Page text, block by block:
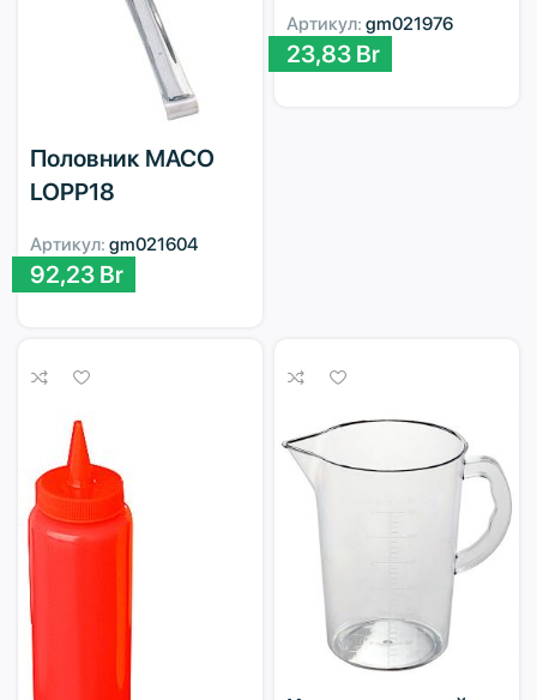
Половник MACO
LOPP18
Артикул: gm021604
92,23 Br
Артикул: gm021976
23,83 Br